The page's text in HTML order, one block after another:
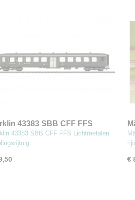
43383 SBB CFF FFS
afdelingsrijtuig 2e
43383 SBB CFF FFS Lichtmetalen
€